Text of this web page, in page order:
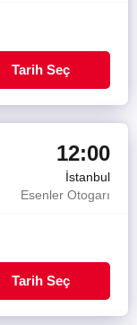
Tarih Seç
12:00
İstanbul
Esenler Otogarı
Tarih Seç